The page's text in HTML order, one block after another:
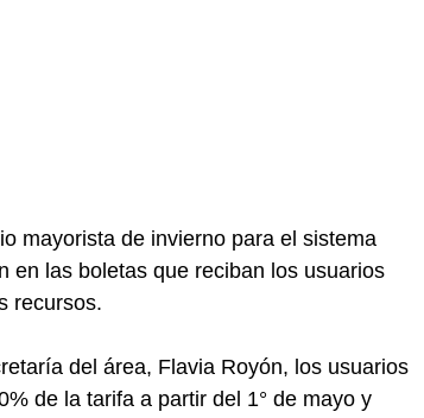
mayorista de invierno para el sistema
en las boletas que reciban los usuarios
recursos.
del área, Flavia Royón, los usuarios
de la tarifa a partir del 1° de mayo y